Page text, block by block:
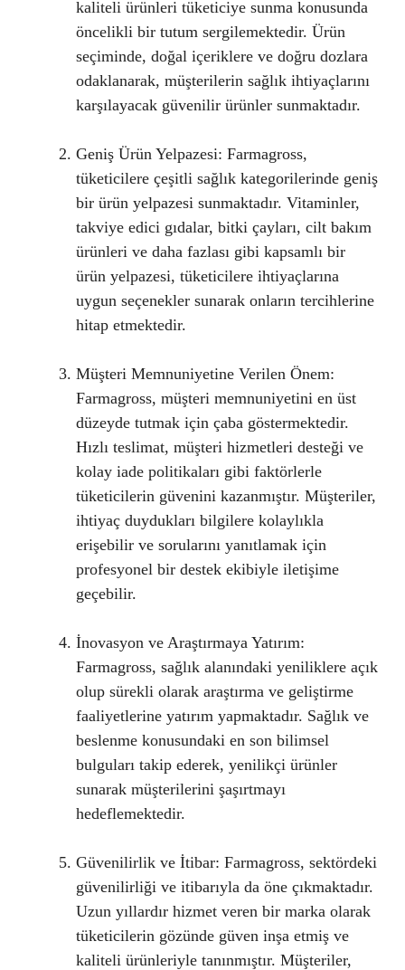
kaliteli ürünleri tüketiciye sunma konusunda
öncelikli bir tutum sergilemektedir. Ürün
seçiminde, doğal içeriklere ve doğru dozlara
odaklanarak, müşterilerin sağlık ihtiyaçlarını
karşılayacak güvenilir ürünler sunmaktadır.
Geniş Ürün Yelpazesi: Farmagross,
tüketicilere çeşitli sağlık kategorilerinde geniş
bir ürün yelpazesi sunmaktadır. Vitaminler,
takviye edici gıdalar, bitki çayları, cilt bakım
ürünleri ve daha fazlası gibi kapsamlı bir
ürün yelpazesi, tüketicilere ihtiyaçlarına
uygun seçenekler sunarak onların tercihlerine
hitap etmektedir.
Müşteri Memnuniyetine Verilen Önem:
Farmagross, müşteri memnuniyetini en üst
düzeyde tutmak için çaba göstermektedir.
Hızlı teslimat, müşteri hizmetleri desteği ve
kolay iade politikaları gibi faktörlerle
tüketicilerin güvenini kazanmıştır. Müşteriler,
ihtiyaç duydukları bilgilere kolaylıkla
erişebilir ve sorularını yanıtlamak için
profesyonel bir destek ekibiyle iletişime
geçebilir.
İnovasyon ve Araştırmaya Yatırım:
Farmagross, sağlık alanındaki yeniliklere açık
olup sürekli olarak araştırma ve geliştirme
faaliyetlerine yatırım yapmaktadır. Sağlık ve
beslenme konusundaki en son bilimsel
bulguları takip ederek, yenilikçi ürünler
sunarak müşterilerini şaşırtmayı
hedeflemektedir.
Güvenilirlik ve İtibar: Farmagross, sektördeki
güvenilirliği ve itibarıyla da öne çıkmaktadır.
Uzun yıllardır hizmet veren bir marka olarak
tüketicilerin gözünde güven inşa etmiş ve
kaliteli ürünleriyle tanınmıştır. Müşteriler,